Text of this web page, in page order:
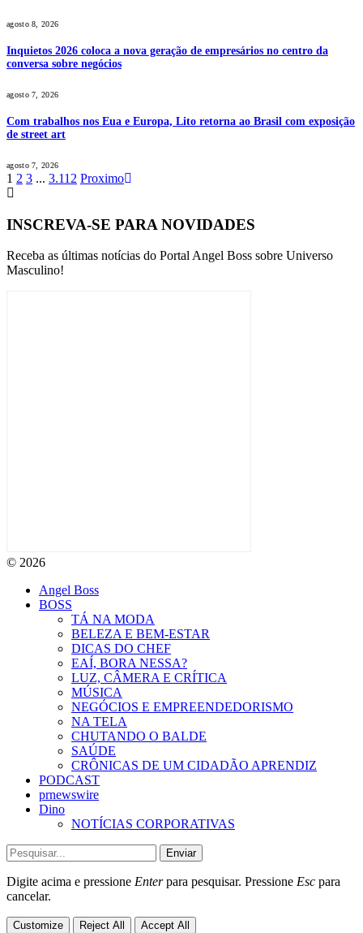
agosto 8, 2026
Inquietos 2026 coloca a nova geração de empresários no centro da
conversa sobre negócios
agosto 7, 2026
Com trabalhos nos Eua e Europa, Lito retorna ao Brasil com exposição
de street art
agosto 7, 2026
1 2 3 ... 3.112 Proximo
INSCREVA-SE PARA NOVIDADES
Receba as últimas notícias do Portal Angel Boss sobre Universo
Masculino!
© 2026
Angel Boss
BOSS
TÁ NA MODA
BELEZA E BEM-ESTAR
DICAS DO CHEF
EAÍ, BORA NESSA?
LUZ, CÂMERA E CRÍTICA
MÚSICA
NEGÓCIOS E EMPREENDEDORISMO
NA TELA
CHUTANDO O BALDE
SAÚDE
CRÔNICAS DE UM CIDADÃO APRENDIZ
PODCAST
prnewswire
Dino
NOTÍCIAS CORPORATIVAS
Enviar
Digite acima e pressione Enterpara pesquisar. Pressione Esc para
cancelar.
Customize Reject All Accept All